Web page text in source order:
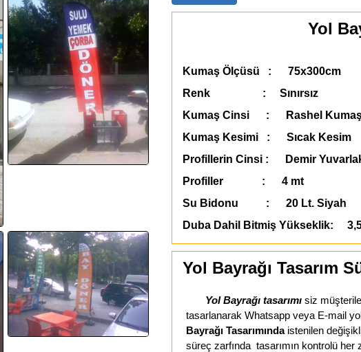
Yol
Kumaş Ölçüsü : 75x300cm
Renk : Sınırsız
Kumaş Cinsi : Rashel
Kumaş Kesimi : Sıcak Kesim
Profillerin Cinsi : Demir
Profiller : 4 mt
Su Bidonu : 20 Lt. Siyah
Duba Dahil Bitmiş Yükseklik:
Yol Bayrağı Tasarım
Yol Bayrağı tasarımı siz
tasarlanarak Whatsapp veya E-mail
Bayrağı Tasarımında istenilen
süreç zarfında tasarımın kontrolü